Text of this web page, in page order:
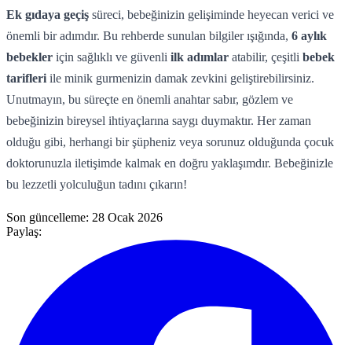
Ek gıdaya geçiş süreci, bebeğinizin gelişiminde heyecan verici ve
önemli bir adımdır. Bu rehberde sunulan bilgiler ışığında, 6 aylık
bebekler için sağlıklı ve güvenli ilk adımlar atabilir, çeşitli bebek
tarifleri ile minik gurmenizin damak zevkini geliştirebilirsiniz.
Unutmayın, bu süreçte en önemli anahtar sabır, gözlem ve
bebeğinizin bireysel ihtiyaçlarına saygı duymaktır. Her zaman
olduğu gibi, herhangi bir şüpheniz veya sorunuz olduğunda çocuk
doktorunuzla iletişimde kalmak en doğru yaklaşımdır. Bebeğinizle
bu lezzetli yolculuğun tadını çıkarın!
Son güncelleme: 28 Ocak 2026
Paylaş: